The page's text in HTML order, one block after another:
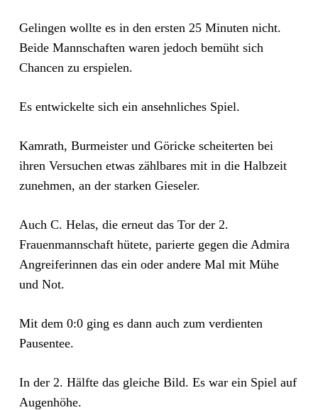
Gelingen wollte es in den ersten 25 Minuten nicht.
Beide Mannschaften waren jedoch bemüht sich
Chancen zu erspielen.
Es entwickelte sich ein ansehnliches Spiel.
Kamrath, Burmeister und Göricke scheiterten bei
ihren Versuchen etwas zählbares mit in die Halbzeit
zunehmen, an der starken Gieseler.
Auch C. Helas, die erneut das Tor der 2.
Frauenmannschaft hütete, parierte gegen die Admira
Angreiferinnen das ein oder andere Mal mit Mühe
und Not.
Mit dem 0:0 ging es dann auch zum verdienten
Pausentee.
In der 2. Hälfte das gleiche Bild. Es war ein Spiel auf
Augenhöhe.